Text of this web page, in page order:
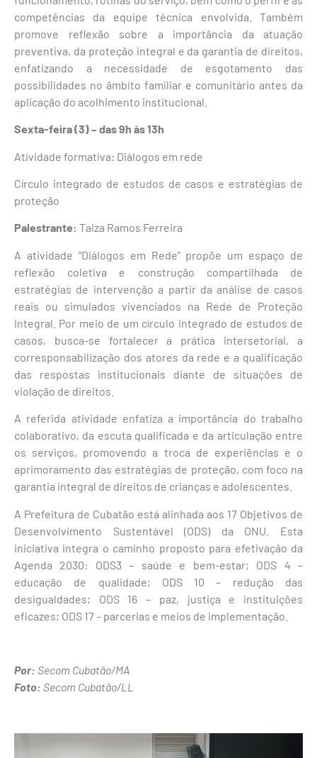
competências da equipe técnica envolvida. Também
promove reflexão sobre a importância da atuação
preventiva, da proteção integral e da garantia de direitos,
enfatizando a necessidade de esgotamento das
possibilidades no âmbito familiar e comunitário antes da
aplicação do acolhimento institucional.
Sexta-feira (3) – das 9h às 13h
Atividade formativa: Diálogos em rede
Círculo integrado de estudos de casos e estratégias de
proteção
Palestrante: Taiza Ramos Ferreira
A atividade “Diálogos em Rede” propõe um espaço de
reflexão coletiva e construção compartilhada de
estratégias de intervenção a partir da análise de casos
reais ou simulados vivenciados na Rede de Proteção
Integral. Por meio de um círculo integrado de estudos de
casos, busca-se fortalecer a prática intersetorial, a
corresponsabilização dos atores da rede e a qualificação
das respostas institucionais diante de situações de
violação de direitos.
A referida atividade enfatiza a importância do trabalho
colaborativo, da escuta qualificada e da articulação entre
os serviços, promovendo a troca de experiências e o
aprimoramento das estratégias de proteção, com foco na
garantia integral de direitos de crianças e adolescentes.
A Prefeitura de Cubatão está alinhada aos 17 Objetivos de
Desenvolvimento Sustentável (ODS) da ONU. Esta
iniciativa integra o caminho proposto para efetivação da
Agenda 2030: ODS3 – saúde e bem-estar; ODS 4 –
educação de qualidade; ODS 10 – redução das
desigualdades; ODS 16 – paz, justiça e instituições
eficazes; ODS 17 – parcerias e meios de implementação.
Por: Secom Cubatão/MA
Foto: Secom Cubatão/LL